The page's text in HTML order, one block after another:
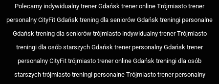
Polecamy indywidualny trener Gdańsk trener online Trójmiasto trener
personalny CityFit Gdańsk trening dla seniorów Gdańsk treningi personalne
Gdańsk trening dla seniorów trójmiasto indywidualny trener Trójmiasto
treningi dla osób starszych Gdańsk trener personalny Gdańsk trener
personalny CityFit trójmiasto trener online Gdańsk treningi dla osób
starszych trójmiasto treningi personalne Trójmiasto trener personalny